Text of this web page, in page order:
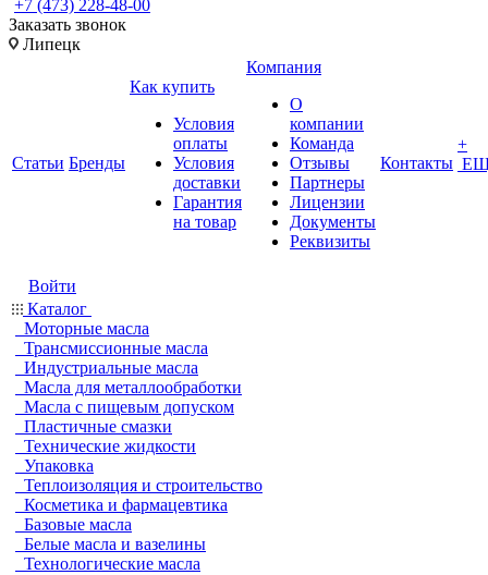
+7 (473) 228-48-00
Заказать звонок
Липецк
Статьи Бренды
Как купить
Условия
оплаты
Условия
доставки
Гарантия
на товар
Компания
О
компании
Команда
Отзывы
Партнеры
Лицензии
Документы
Реквизиты
Контакты
+
Войти
Каталог
Моторные масла
Трансмиссионные масла
Индустриальные масла
Масла для металлообработки
Масла с пищевым допуском
Пластичные смазки
Технические жидкости
Упаковка
Теплоизоляция и строительство
Косметика и фармацевтика
Базовые масла
Белые масла и вазелины
Технологические масла